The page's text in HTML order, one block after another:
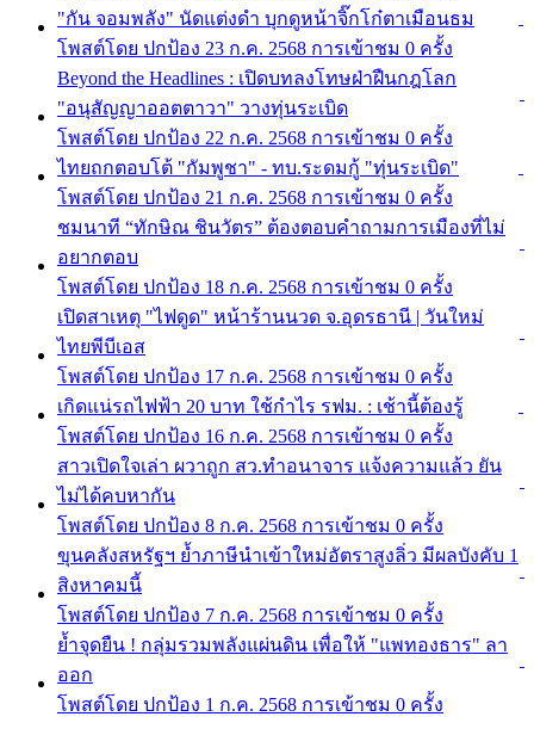
"กัน จอมพลัง" นัดแต่งดำ บุกดูหน้าจิ๊กโก๋ตาเมือนธม
โพสต์โดย ปกป้อง 23 ก.ค. 2568 การเข้าชม 0 ครั้ง
Beyond the Headlines : เปิดบทลงโทษฝ่าฝืนกฎโลก
"อนุสัญญาออตตาวา" วางทุ่นระเบิด
โพสต์โดย ปกป้อง 22 ก.ค. 2568 การเข้าชม 0 ครั้ง
ไทยถกตอบโต้ "กัมพูชา" - ทบ.ระดมกู้ "ทุ่นระเบิด"
โพสต์โดย ปกป้อง 21 ก.ค. 2568 การเข้าชม 0 ครั้ง
ชมนาที “ทักษิณ ชินวัตร” ต้องตอบคำถามการเมืองที่ไม่
อยากตอบ
โพสต์โดย ปกป้อง 18 ก.ค. 2568 การเข้าชม 0 ครั้ง
เปิดสาเหตุ "ไฟดูด" หน้าร้านนวด จ.อุดรธานี | วันใหม่
ไทยพีบีเอส
โพสต์โดย ปกป้อง 17 ก.ค. 2568 การเข้าชม 0 ครั้ง
เกิดแน่รถไฟฟ้า 20 บาท ใช้กำไร รฟม. : เช้านี้ต้องรู้
โพสต์โดย ปกป้อง 16 ก.ค. 2568 การเข้าชม 0 ครั้ง
สาวเปิดใจเล่า ผวาถูก สว.ทำอนาจาร แจ้งความแล้ว ยัน
ไม่ได้คบหากัน
โพสต์โดย ปกป้อง 8 ก.ค. 2568 การเข้าชม 0 ครั้ง
ขุนคลังสหรัฐฯ ย้ำภาษีนำเข้าใหม่อัตราสูงลิ่ว มีผลบังคับ 1
สิงหาคมนี้
โพสต์โดย ปกป้อง 7 ก.ค. 2568 การเข้าชม 0 ครั้ง
ย้ำจุดยืน ! กลุ่มรวมพลังแผ่นดิน เพื่อให้ "แพทองธาร" ลา
ออก
โพสต์โดย ปกป้อง 1 ก.ค. 2568 การเข้าชม 0 ครั้ง